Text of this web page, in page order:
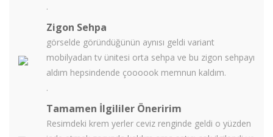
.
Zigon Sehpa
görselde göründüğünün aynısı geldi variant
mobilyadan tv ünitesi orta sehpa ve bu zigon sehpayı
aldım hepsindende çoooook memnun kaldım.
.
Tamamen İlgililer Öneririm
Resimdeki krem yerler ceviz renginde geldi o yüzden